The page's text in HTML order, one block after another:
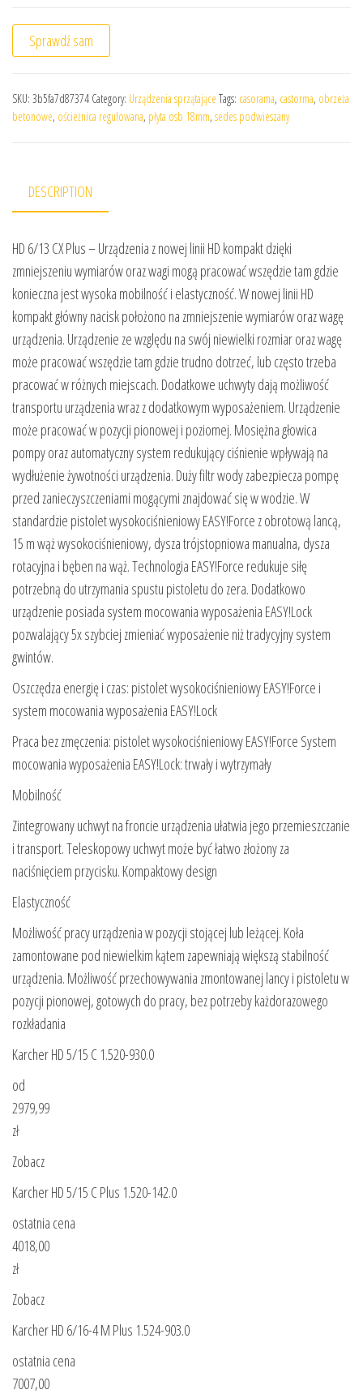
Sprawdź sam
SKU: 3b5fa7d87374 Category: Urządzenia sprzątające Tags: casorama, castorma, obrzeża
betonowe, ościeżnica regulowana, płyta osb 18mm, sedes podwieszany
DESCRIPTION
HD 6/13 CX Plus – Urządzenia z nowej linii HD kompakt dzięki
zmniejszeniu wymiarów oraz wagi mogą pracować wszędzie tam gdzie
konieczna jest wysoka mobilność i elastyczność. W nowej linii HD
kompakt główny nacisk położono na zmniejszenie wymiarów oraz wagę
urządzenia. Urządzenie ze względu na swój niewielki rozmiar oraz wagę
może pracować wszędzie tam gdzie trudno dotrzeć, lub często trzeba
pracować w różnych miejscach. Dodatkowe uchwyty dają możliwość
transportu urządzenia wraz z dodatkowym wyposażeniem. Urządzenie
może pracować w pozycji pionowej i poziomej. Mosiężna głowica
pompy oraz automatyczny system redukujący ciśnienie wpływają na
wydłużenie żywotności urządzenia. Duży filtr wody zabezpiecza pompę
przed zanieczyszczeniami mogącymi znajdować się w wodzie. W
standardzie pistolet wysokociśnieniowy EASY!Force z obrotową lancą,
15 m wąż wysokociśnieniowy, dysza trójstopniowa manualna, dysza
rotacyjna i bęben na wąż. Technologia EASY!Force redukuje siłę
potrzebną do utrzymania spustu pistoletu do zera. Dodatkowo
urządzenie posiada system mocowania wyposażenia EASY!Lock
pozwalający 5x szybciej zmieniać wyposażenie niż tradycyjny system
gwintów.
Oszczędza energię i czas: pistolet wysokociśnieniowy EASY!Force i
system mocowania wyposażenia EASY!Lock
Praca bez zmęczenia: pistolet wysokociśnieniowy EASY!Force System
mocowania wyposażenia EASY!Lock: trwały i wytrzymały
Mobilność
Zintegrowany uchwyt na froncie urządzenia ułatwia jego przemieszczanie
i transport. Teleskopowy uchwyt może być łatwo złożony za
naciśnięciem przycisku. Kompaktowy design
Elastyczność
Możliwość pracy urządzenia w pozycji stojącej lub leżącej. Koła
zamontowane pod niewielkim kątem zapewniają większą stabilność
urządzenia. Możliwość przechowywania zmontowanej lancy i pistoletu w
pozycji pionowej, gotowych do pracy, bez potrzeby każdorazowego
rozkładania
Karcher HD 5/15 C 1.520-930.0
od
2979,99
zł
Zobacz
Karcher HD 5/15 C Plus 1.520-142.0
ostatnia cena
4018,00
zł
Zobacz
Karcher HD 6/16-4 M Plus 1.524-903.0
ostatnia cena
7007,00